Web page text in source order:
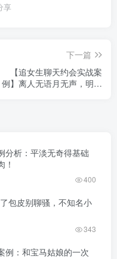
享
下一篇
【追女生聊天约会实战案
例】离人无语月无声，明月
分析：平淡无奇得基础
！
400
包皮别聊骚，不知名小
343
例：和宝马姑娘的一次